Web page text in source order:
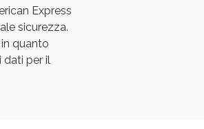
Express
sicurezza.
quanto
dati per il